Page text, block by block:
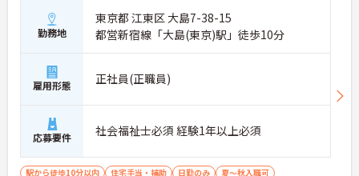
勤務地
東京都 江東区 大島7-38-15
都営新宿線「大島(東京)駅」徒歩10分
雇用形態 正社員(正職員)
応募要件 社会福祉士必須 経験1年以上必須
駅から徒歩10分以内 住宅手当・補助 日勤のみ
夏～秋入職可